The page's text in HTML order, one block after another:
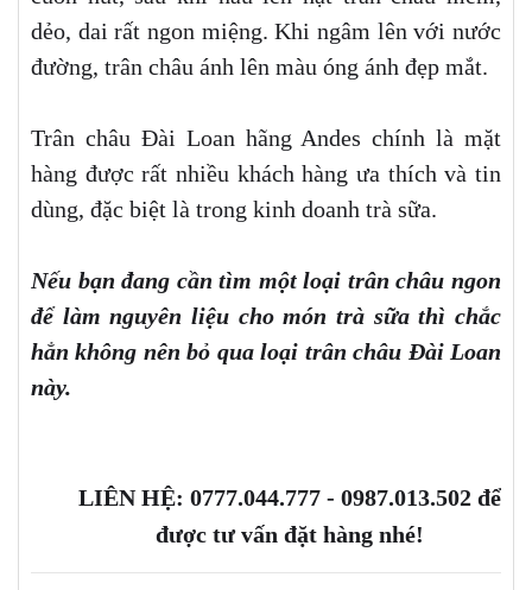
dẻo, dai rất ngon miệng. Khi ngâm lên với nước
đường, trân châu ánh lên màu óng ánh đẹp mắt.
Trân châu Đài Loan hãng Andes chính là mặt
hàng được rất nhiều khách hàng ưa thích và tin
dùng, đặc biệt là trong kinh doanh trà sữa.
Nếu bạn đang cần tìm một loại trân châu ngon
để làm nguyên liệu cho món trà sữa thì chắc
hẳn không nên bỏ qua loại trân châu Đài Loan
này.
LIÊN HỆ: 0777.044.777 - 0987.013.502 để
được tư vấn đặt hàng nhé!